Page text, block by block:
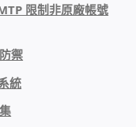
限制非原廠帳號
禦
統